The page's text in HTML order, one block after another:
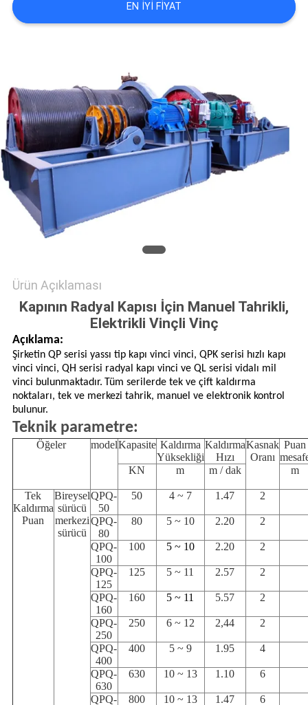
SITE
GIZLILIK
POLITIKASI
EN IYI FIYAT
Ürün Açıklaması
Kapının Radyal Kapısı İçin Manuel Tahrikli,
Elektrikli Vinçli Vinç
Açıklama:
Şirketin QP serisi yassı tip kapı vinci vinci, QPK serisi hızlı kapı
vinci vinci, QH serisi radyal kapı vinci ve QL serisi vidalı mil
vinci bulunmaktadır. Tüm serilerde tek ve çift kaldırma
noktaları, tek ve merkezi tahrik, manuel ve elektronik kontrol
bulunur.
Teknik parametre:
Öğeler modelKapasite Kaldırma
Yüksekliği
Kaldırma
Hızı
Kasnak
Oranı
Puan
KN
m m / dak m
Tek
Kaldırma
Puan
Bireysel
sürücü
merkezi
sürücü
QPQ-
50
50 4 ~ 7 1.47 2
QPQ-
80
80 5 ~ 10 2.20 2
QPQ-
100
100 5 ~ 10 2.20 2
QPQ-
125
125 5 ~ 11 2.57 2
QPQ-
160
160 5 ~ 11 5.57 2
QPQ-
250
250 6 ~ 12 2,44 2
QPQ-
400
400 5 ~ 9 1.95 4
QPQ-
630
630 10 ~ 13 1.10 6
QPQ- 800 10 ~ 13 1.47 6